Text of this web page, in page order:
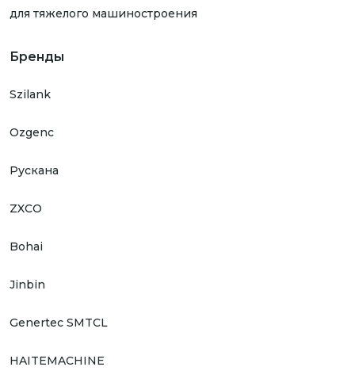
для тяжелого машиностроения
Бренды
Szilank
Ozgenc
Рускана
ZXCO
Bohai
Jinbin
Genertec SMTCL
HAITEMACHINE